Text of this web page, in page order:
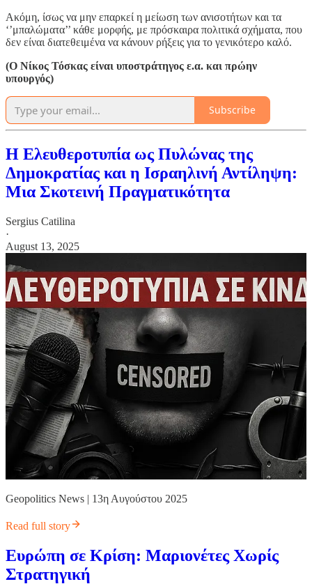
Ακόμη, ίσως να μην επαρκεί η μείωση των ανισοτήτων και τα
‘’μπαλώματα’’ κάθε μορφής, με πρόσκαιρα πολιτικά σχήματα, που
δεν είναι διατεθειμένα να κάνουν ρήξεις για το γενικότερο καλό.
(Ο Νίκος Τόσκας είναι υποστράτηγος ε.α. και πρώην
υπουργός)
Subscribe
Η Ελευθεροτυπία ως Πυλώνας της
Δημοκρατίας και η Ισραηλινή Αντίληψη:
Μια Σκοτεινή Πραγματικότητα
Sergius Catilina
·
August 13, 2025
Geopolitics News | 13η Αυγούστου 2025
Read full story
Ευρώπη σε Κρίση: Μαριονέτες Χωρίς
Στρατηγική